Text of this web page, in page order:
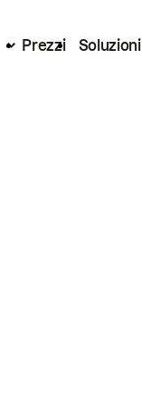
Prezzi Soluzioni